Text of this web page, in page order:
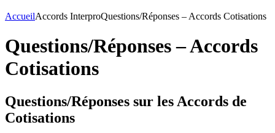
AccueilAccords InterproQuestions/Réponses – Accords Cotisations
Questions/Réponses – Accords
Cotisations
Questions/Réponses sur les Accords de
Cotisations